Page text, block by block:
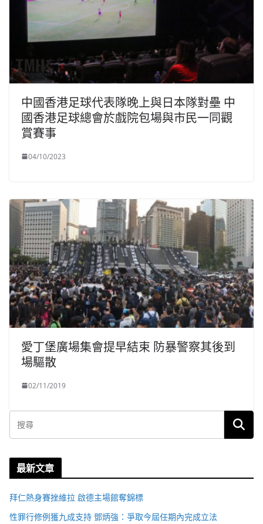
中國香港足球代表隊晚上與日本隊對壘 中
國香港足球總會於戲院包場與市民一同觀
賞賽事
04/10/2023
愛丁堡廣場集會提早結束 防暴警察其後到
場驅散
02/11/2019
最新文章
拜仁熱身賽挫維拉 啟德主場館奪錦標
性罪行修例獲九成支持 鄧炳強：爭取今屆任期內完成立法